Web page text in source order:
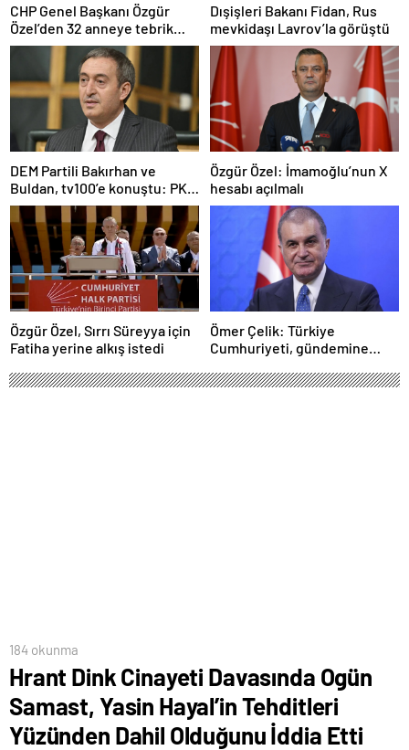
CHP Genel Başkanı Özgür
Özel’den 32 anneye tebrik
telefonu
Dışişleri Bakanı Fidan, Rus
mevkidaşı Lavrov’la görüştü
DEM Partili Bakırhan ve
Buldan, tv100’e konuştu: PKK
ne zaman kendini feshedecek
Özgür Özel: İmamoğlu’nun X
hesabı açılmalı
Özgür Özel, Sırrı Süreyya için
Fatiha yerine alkış istedi
Ömer Çelik: Türkiye
Cumhuriyeti, gündemine
184 okunma
Hrant Dink Cinayeti Davasında Ogün
Samast, Yasin Hayal’in Tehditleri
Yüzünden Dahil Olduğunu İddia Etti